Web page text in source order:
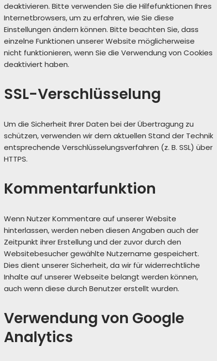
deaktivieren. Bitte verwenden Sie die Hilfefunktionen Ihres
Internetbrowsers, um zu erfahren, wie Sie diese
Einstellungen ändern können. Bitte beachten Sie, dass
einzelne Funktionen unserer Website möglicherweise
nicht funktionieren, wenn Sie die Verwendung von Cookies
deaktiviert haben.
SSL-Verschlüsselung
Um die Sicherheit Ihrer Daten bei der Übertragung zu
schützen, verwenden wir dem aktuellen Stand der Technik
entsprechende Verschlüsselungsverfahren (z. B. SSL) über
HTTPS.
Kommentarfunktion
Wenn Nutzer Kommentare auf unserer Website
hinterlassen, werden neben diesen Angaben auch der
Zeitpunkt ihrer Erstellung und der zuvor durch den
Websitebesucher gewählte Nutzername gespeichert.
Dies dient unserer Sicherheit, da wir für widerrechtliche
Inhalte auf unserer Webseite belangt werden können,
auch wenn diese durch Benutzer erstellt wurden.
Verwendung von Google
Analytics